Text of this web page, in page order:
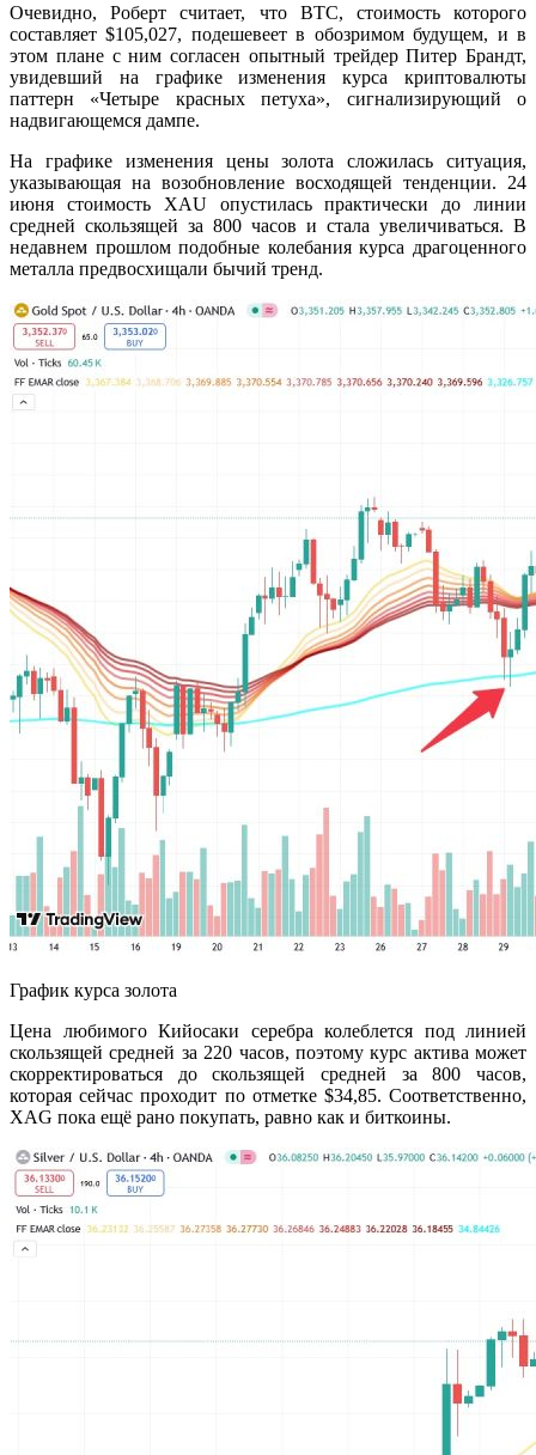
Очевидно, Роберт считает, что BTC, стоимость которого
составляет $105,027, подешевеет в обозримом будущем, и в
этом плане с ним согласен опытный трейдер Питер Брандт,
увидевший на графике изменения курса криптовалюты
паттерн «Четыре красных петуха», сигнализирующий о
надвигающемся дампе.
На графике изменения цены золота сложилась ситуация,
указывающая на возобновление восходящей тенденции. 24
июня стоимость XAU опустилась практически до линии
средней скользящей за 800 часов и стала увеличиваться. В
недавнем прошлом подобные колебания курса драгоценного
металла предвосхищали бычий тренд.
График курса золота
Цена любимого Кийосаки серебра колеблется под линией
скользящей средней за 220 часов, поэтому курс актива может
скорректироваться до скользящей средней за 800 часов,
которая сейчас проходит по отметке $34,85. Соответственно,
XAG пока ещё рано покупать, равно как и биткоины.